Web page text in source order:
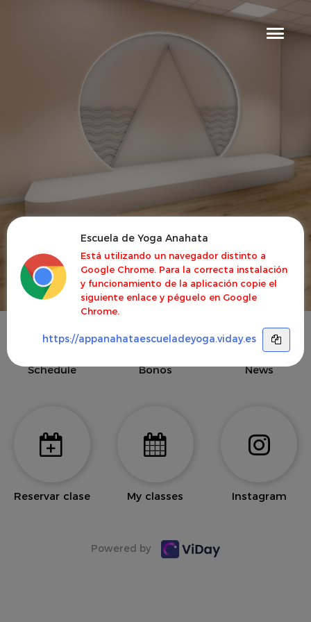
Escuela de Yoga Anahata
Está utilizando un navegador distinto a
Google Chrome. Para la correcta instalación
y funcionamiento de la aplicación copie el
siguiente enlace y péguelo en Google
Chrome.
https://appanahataescueladeyoga.viday.es
Schedule Bonos News
Reservar clase My classes Instagram
Powered by